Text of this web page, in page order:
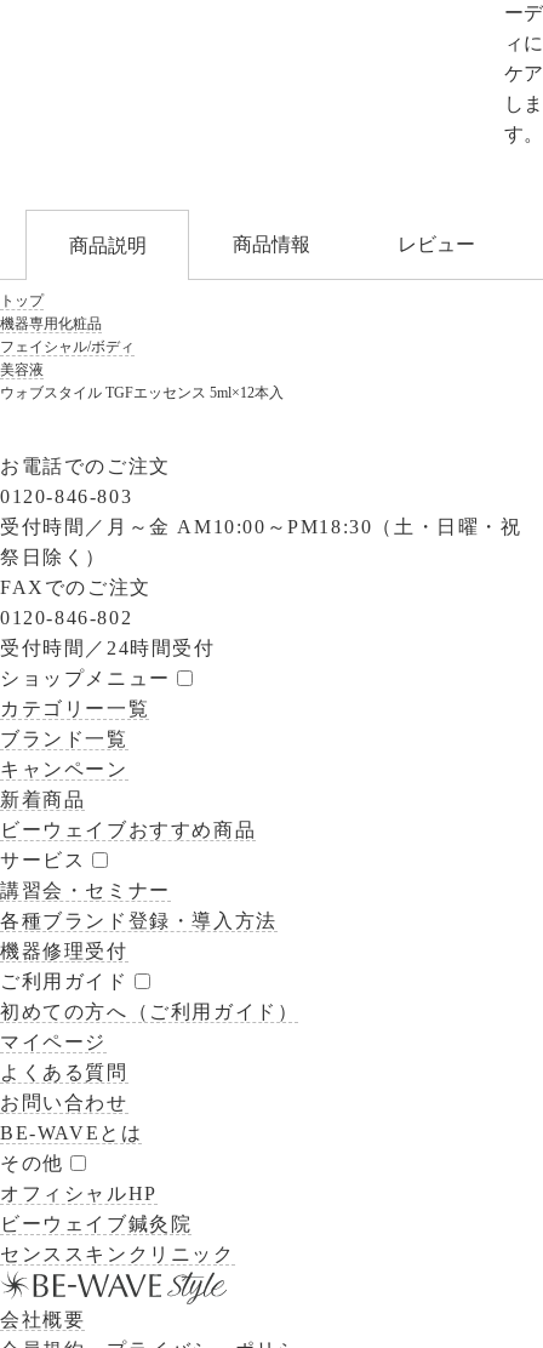
トップ
機器専用化粧品
フェイシャル/ボディ
美容液
ウォブスタイル TGFエッセンス 5ml×12本入
ーデ
ィに
ケア
しま
す。
商品説明 商品情報 レビュー
お電話でのご注文
0120-846-803
受付時間／ 月～金 AM10:00～PM18:30（土・日曜・祝
祭日除く）
FAXでのご注文
0120-846-802
受付時間／ 24時間受付
ショップメニュー
カテゴリー一覧
ブランド一覧
キャンペーン
新着商品
ビーウェイブおすすめ商品
サービス
講習会・セミナー
各種ブランド登録・導入方法
機器修理受付
ご利用ガイド
初めての方へ（ご利用ガイド）
マイページ
よくある質問
お問い合わせ
BE-WAVEとは
その他
オフィシャルHP
ビーウェイブ鍼灸院
センススキンクリニック
会社概要